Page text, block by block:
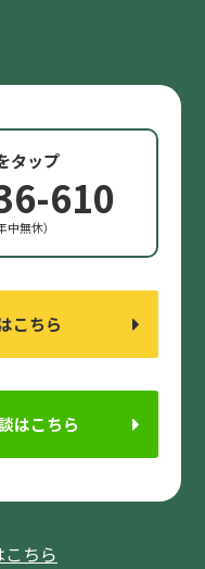
タップ
610
無休）
こちら
はこちら
ちら